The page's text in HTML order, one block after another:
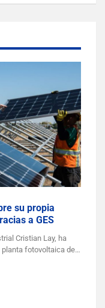
su propia
a GES
Cristian Lay, ha
fotovoltaica de…